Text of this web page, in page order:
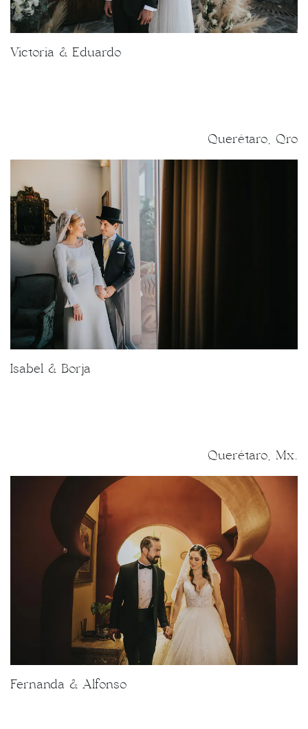
Victoria & Eduardo
Querétaro, Qro
Isabel & Borja
Querétaro, Mx.
Fernanda & Alfonso